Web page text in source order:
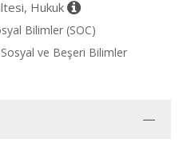
Hukuk
Bilimler (SOC)
Sosyal ve Beşeri Bilimler